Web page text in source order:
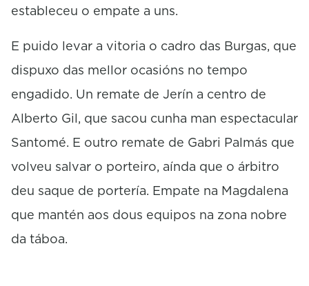
estableceu o empate a uns.
E puido levar a vitoria o cadro das Burgas, que
dispuxo das mellor ocasións no tempo
engadido. Un remate de Jerín a centro de
Alberto Gil, que sacou cunha man espectacular
Santomé. E outro remate de Gabri Palmás que
volveu salvar o porteiro, aínda que o árbitro
deu saque de portería. Empate na Magdalena
que mantén aos dous equipos na zona nobre
da táboa.